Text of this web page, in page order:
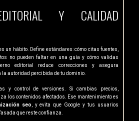
Y CALIDAD
un hábito. Define estándares: cómo citas fuentes,
no pueden faltar en una guía y cómo validas
editorial reduce correcciones y asegura
autoridad percibida de tu dominio.
y control de versiones. Si cambias precios,
los contenidos afectados. Ese mantenimiento es
seo , y evita que Google y tus usuarios
que reste confianza.